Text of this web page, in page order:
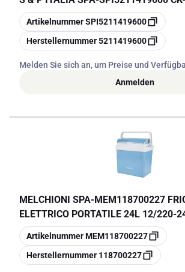
Kopieren
ArtikelnummerSPI5211419600
Kopieren
Herstellernummer5211419600
Melden Sie sich an, um Preise und
Anmelden
MELCHIONI SPA-MEM118700227
ELETTRICO PORTATILE 24L 12/220-
Kopieren
ArtikelnummerMEM118700227
Kopieren
Herstellernummer 118700227